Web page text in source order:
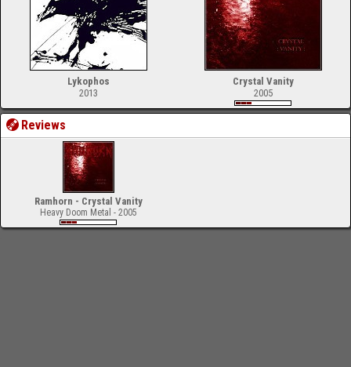
Lykophos
2013
Crystal Vanity
2005
Reviews
Ramhorn - Crystal Vanity
Heavy Doom Metal - 2005